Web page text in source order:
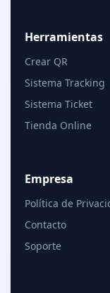
Herramientas
Crear QR
Sistema Tracking
Sistema Ticket
Tienda Online
Empresa
Política de
Contacto
Soporte